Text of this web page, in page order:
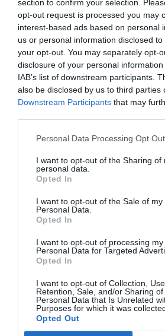
section to confirm your selection.
opt-out request is processed you may
interest-based ads based on personal
us or personal information disclosed
your opt-out. You may separately opt-
disclosure of your personal
IAB’s list of downstream participants.
also be disclosed by us to third parties
Downstream Participants that may
Personal Data Processing Opt
I want to opt-out of the Sharing of
personal data.
Opted In
I want to opt-out of the Sale of my
Personal Data.
Opted In
I want to opt-out of processing my
Personal Data for Targeted
Opted In
I want to opt-out of Collection, Use,
Retention, Sale, and/or Sharing of
Personal Data that Is Unrelated
Purposes for which it was
Opted Out